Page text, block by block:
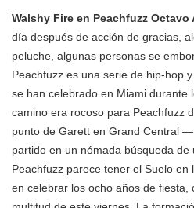
Walshy Fire en Peachfuzz
día después de acción de gracias,
peluche, algunas personas se
Peachfuzz es una serie de hip-hop
se han celebrado en Miami durante
camino era rocoso para Peachfuzz
punto de Garett en Grand Central
partido en un nómada búsqueda de
Peachfuzz parece tener el Suelo
en celebrar los ocho años de fiesta,